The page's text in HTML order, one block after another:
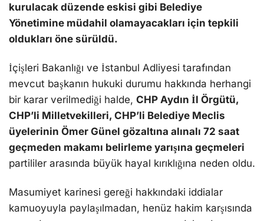
kurulacak düzende eskisi gibi Belediye
Yönetimine müdahil olamayacakları için tepkili
oldukları öne sürüldü.
İçişleri Bakanlığı ve İstanbul Adliyesi tarafından
mevcut başkanın hukuki durumu hakkında herhangi
bir karar verilmediği halde, CHP Aydın İl Örgütü,
CHP’li Milletvekilleri, CHP’li Belediye Meclis
üyelerinin Ömer Günel gözaltına alınalı 72 saat
geçmeden makamı belirleme yarışına geçmeleri
partililer arasında büyük hayal kırıklığına neden oldu.
Masumiyet karinesi gereği hakkındaki iddialar
kamuoyuyla paylaşılmadan, henüz hakim karşısında